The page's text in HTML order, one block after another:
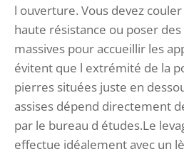
l ouverture. Vous devez
haute résistance ou poser
massives pour accueillir les
évitent que l extrémité de la
pierres situées juste en
assises dépend directement
par le bureau d études.Le
effectue idéalement avec un